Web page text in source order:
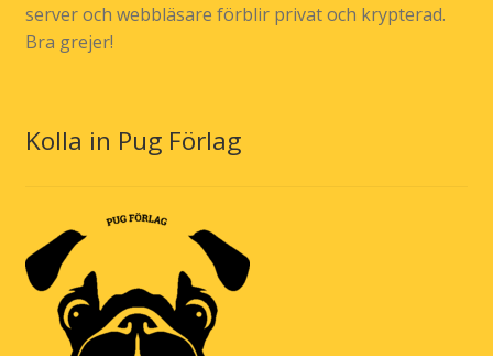
server och webbläsare förblir privat och krypterad.
Bra grejer!
Kolla in Pug Förlag